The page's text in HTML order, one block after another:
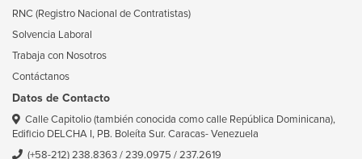
RNC (Registro Nacional de Contratistas)
Solvencia Laboral
Trabaja con Nosotros
Contáctanos
Datos de Contacto
Calle Capitolio (también conocida como calle República Dominicana),
Edificio DELCHA I, PB. Boleíta Sur. Caracas- Venezuela
(+58-212) 238.8363/239.0975 /237.2619